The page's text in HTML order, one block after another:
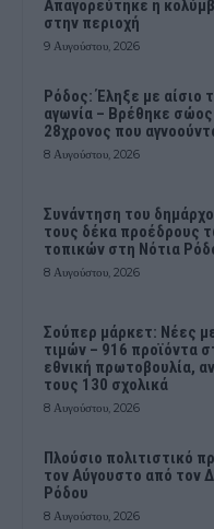
Απαγορεύτηκε η
στην περιοχή
9 Αυγούστου, 2026
Ρόδος: Έληξε με αίσιο
αγωνία – Βρέθηκε
28χρονος που
8 Αυγούστου, 2026
Συνάντηση του
τους δέκα προέδρους
τοπικών στη Νότια
8 Αυγούστου, 2026
Σούπερ μάρκετ: Νέες
τιμών – 916 προϊόντα
εθνική πρωτοβουλία,
τους 130 σχολικά
8 Αυγούστου, 2026
Πλούσιο πολιτιστικό
τον Αύγουστο από τον
Ρόδου
8 Αυγούστου, 2026